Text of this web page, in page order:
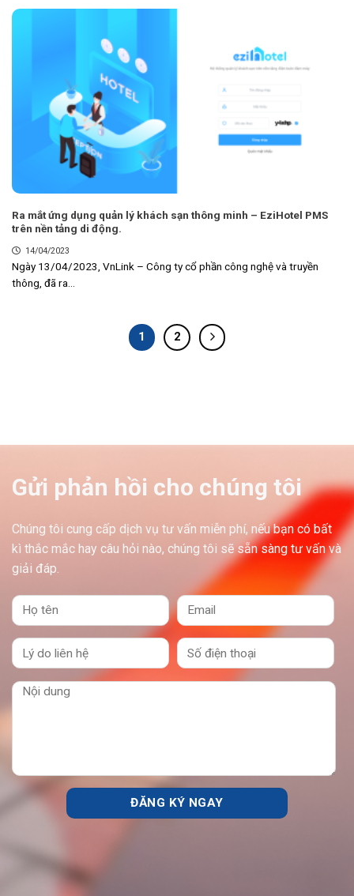
Ra mắt ứng dụng quản lý khách sạn thông minh – EziHotel PMS
trên nền tảng di động.
14/04/2023
Ngày 13/04/2023, VnLink – Công ty cổ phần công nghệ và truyền
thông, đã ra...
1 2
Gửi phản hồi cho chúng tôi
Chúng tôi cung cấp dịch vụ tư vấn miễn phí, nếu bạn có bất
kì thắc mắc hay câu hỏi nào, chúng tôi sẽ sẵn sàng tư vấn và
giải đáp.